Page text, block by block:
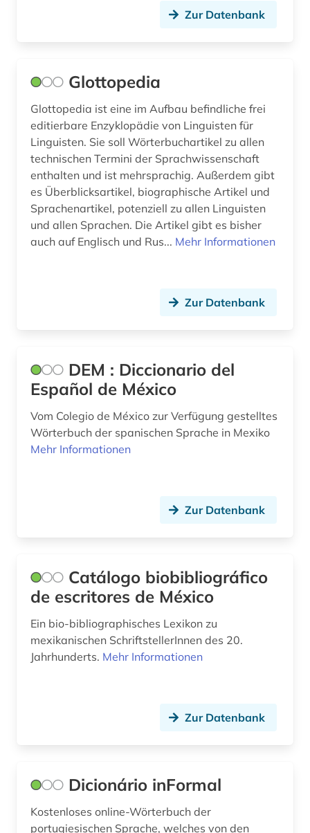
slavistik (2)
sozialwissenschaften (1)
soziologie (1)
spanien (17)
spanisch (12)
sprachwissenschaft (26)
tageszeitung (1)
tschechisch (1)
volksmusik (1)
volltext-datenbank (1)
werke (1)
zeitschrift (2)
Zur Datenbank
Glottopedia
Glottopedia ist eine im Aufbau befindliche frei
editierbare Enzyklopädie von Linguisten für
Linguisten. Sie soll Wörterbuchartikel zu allen
technischen Termini der Sprachwissenschaft
enthalten und ist mehrsprachig. Außerdem gibt
es Überblicksartikel, biographische Artikel und
Sprachenartikel, potenziell zu allen Linguisten
und allen Sprachen. Die Artikel gibt es bisher
auch auf Englisch und Rus... Mehr Informationen
Zur Datenbank
DEM : Diccionario del
Español de México
Vom Colegio de México zur Verfügung gestelltes
Wörterbuch der spanischen Sprache in Mexiko
Mehr Informationen
Zur Datenbank
Catálogo biobibliográfico
de escritores de México
Ein bio-bibliographisches Lexikon zu
mexikanischen SchriftstellerInnen des 20.
Jahrhunderts. Mehr Informationen
Zur Datenbank
Dicionário inFormal
Kostenloses online-Wörterbuch der
portugiesischen Sprache, welches von den